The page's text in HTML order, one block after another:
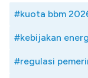
#kuota bbm
#kebijakan
#regulasi